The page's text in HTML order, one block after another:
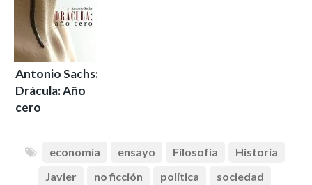
Antonio Sachs:
Drácula: Año
cero
economía ensayo Filosofía
Historia
Javier
no ficción política sociedad